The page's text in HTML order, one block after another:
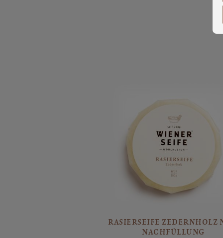
RASIERSEIFE ZEDERNHOLZ
NACHFÜLLUNG